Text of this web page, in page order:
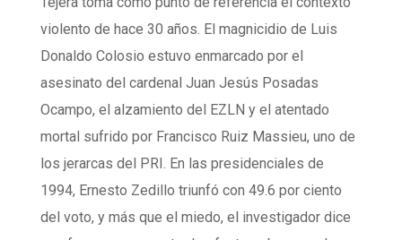
violento de hace 30 años. El magnicidio de Luis
Donaldo Colosio estuvo enmarcado por el
asesinato del cardenal Juan Jesús Posadas
Ocampo, el alzamiento del EZLN y el atentado
mortal sufrido por Francisco Ruiz Massieu, uno de
los jerarcas del PRI. En las presidenciales de
1994, Ernesto Zedillo triunfó con 49.6 por ciento
del voto, y más que el miedo, el investigador dice